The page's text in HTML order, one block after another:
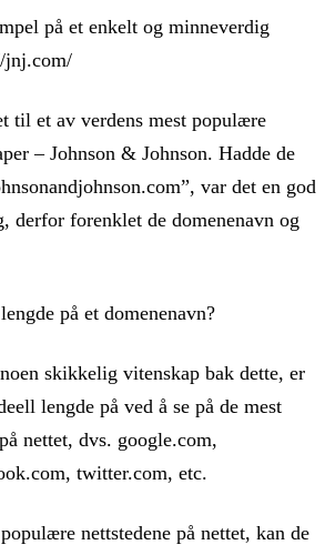
på et enkelt og minneverdig
jnj.com/
til et av verdens mest populære
– Johnson & Johnson. Hadde de
var det en god
derfor forenklet de domenenavn og
på et domenenavn?
skikkelig vitenskap bak dette, er
lengde på ved å se på de mest
nettet, dvs. google.com,
twitter.com, etc.
nettstedene på nettet, kan de